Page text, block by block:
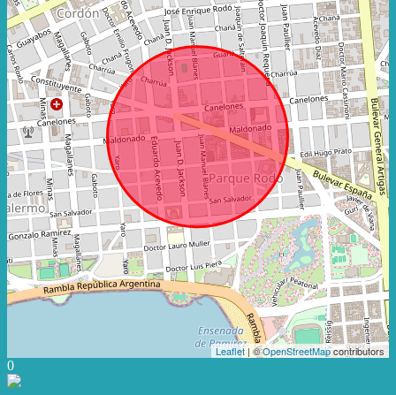
Leaflet| ©OpenStreetMapcontributors
0